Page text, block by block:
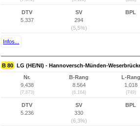
DTV
5.337
SV
294
(5,5%)
BPL
Infos...
B 80 LG (HE/NI) - Hannoversch-Münden-
Nr.
9.438
(7.873)
B-Rang
8.564
(6.164)
L-Rang
1.018
(749)
DTV
5.236
SV
330
(6,3%)
BPL